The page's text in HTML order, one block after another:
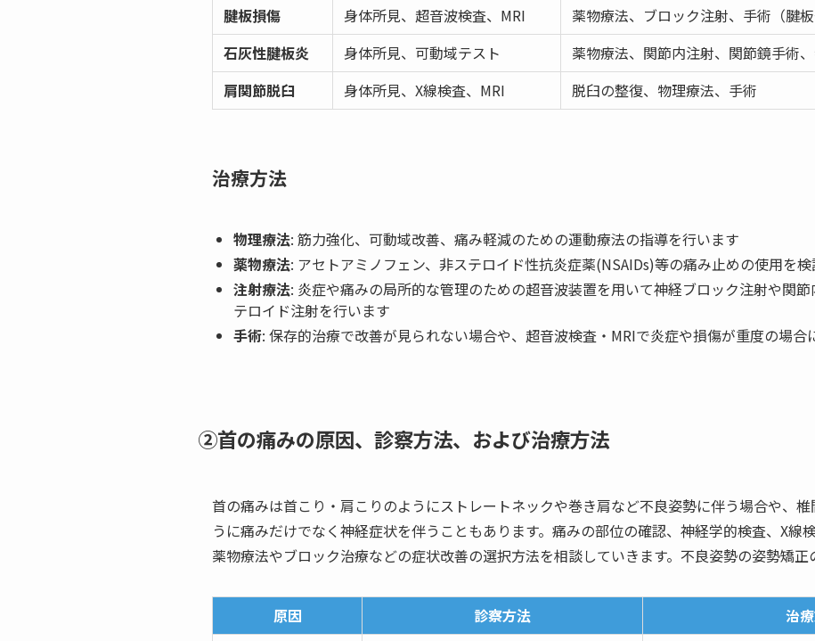
腱板損傷
身体所見、超音波検査、MRI
薬物療法、ブロック注射、手術（腱
石灰性腱板炎
身体所見、可動域テスト
薬物療法、関節内注射、関節鏡手術
肩関節脱臼
身体所見、X線検査、MRI 脱臼の整復、物理療法、手術
治療方法
物理療法: 筋力強化、可動域改善、痛み軽減のための運動療法の指導を行います
薬物療法: アセトアミノフェン、非ステロイド性抗炎症薬(NSAIDs)等の痛み止めの使用を
注射療法: 炎症や痛みの局所的な管理のための超音波装置を用いて神経ブロック注射や関
テロイド注射を行います
手術: 保存的治療で改善が見られない場合や、超音波検査・MRIで炎症や損傷が重度の場合
②首の痛みの原因、診察方法、および治療方法
首の痛みは首こり・肩こりのようにストレートネックや巻き肩など不良姿勢に伴う場合や、
うに痛みだけでなく神経症状を伴うこともあります。痛みの部位の確認、神経学的検査、X線
薬物療法やブロック治療などの症状改善の選択方法を相談していきます。不良姿勢の姿勢矯
原因 診察方法
治